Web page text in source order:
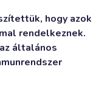
hogy azok
rendelkeznek.
általános